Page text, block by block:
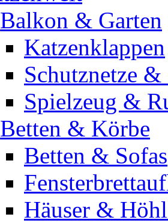
Balkon & Garten
Katzenklappen
Schutznetze
Spielzeug &
Betten & Körbe
Betten & Sofas
Häuser &